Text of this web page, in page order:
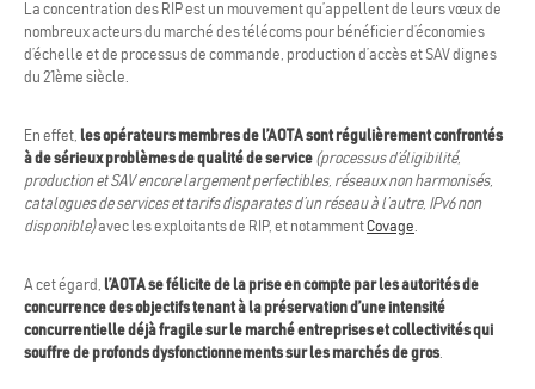
La concentration des RIP est un mouvement qu’appellent de leurs vœux de
nombreux acteurs du marché des télécoms pour bénéficier d’économies
d’échelle et de processus de commande, production d’accès et SAV dignes
du 21ème siècle.
En effet, les opérateurs membres de l’AOTA sont régulièrement confrontés
à de sérieux problèmes de qualité de service (processus d’éligibilité,
production et SAV encore largement perfectibles, réseaux non harmonisés,
catalogues de services et tarifs disparates d’un réseau à l’autre, IPv6 non
disponible)avec les exploitants de RIP, et notammentCovage.
A cet égard, l’AOTA se félicite de la prise en compte par les autorités de
concurrence des objectifs tenant à la préservation d’une intensité
concurrentielle déjà fragile sur le marché entreprises et collectivités qui
souffre de profonds dysfonctionnements sur les marchés de gros.